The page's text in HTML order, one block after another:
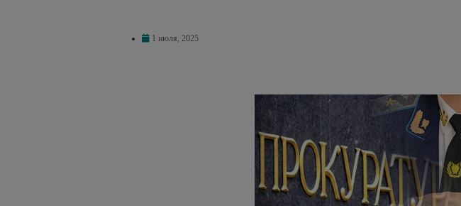
1 июля, 2025